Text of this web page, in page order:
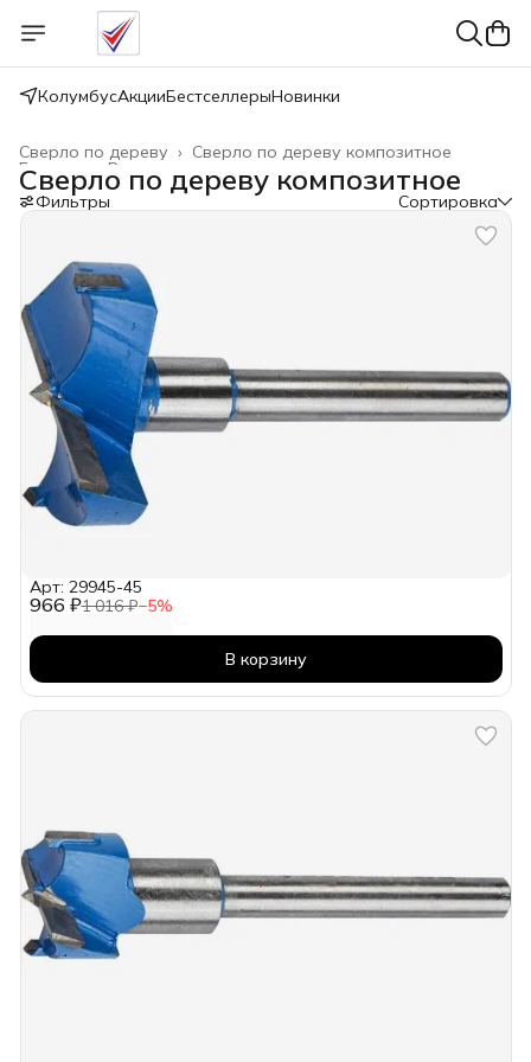
КолумбусАкцииБестселлерыНовинки
Сверло по дереву композитное
Сверло по дереву ›
Расходные материалы
Главная
Сверло по дереву композитное
Фильтры Сортировка
966 ₽1 016 ₽−5%
Арт: 29945-45
В корзину